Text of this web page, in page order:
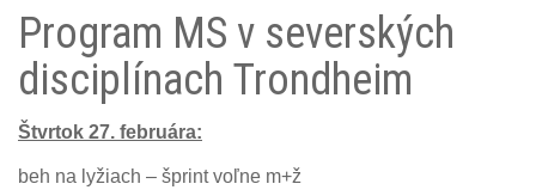
Program MS v severských
disciplínach Trondheim
Štvrtok 27. februára:
beh na lyžiach – šprint voľne m+ž